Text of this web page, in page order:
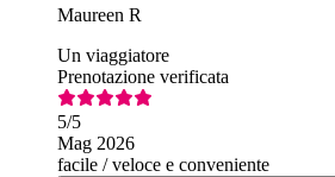
Maureen R
Un viaggiatore
Prenotazione verificata
5/5
Mag 2026
facile / veloce e conveniente